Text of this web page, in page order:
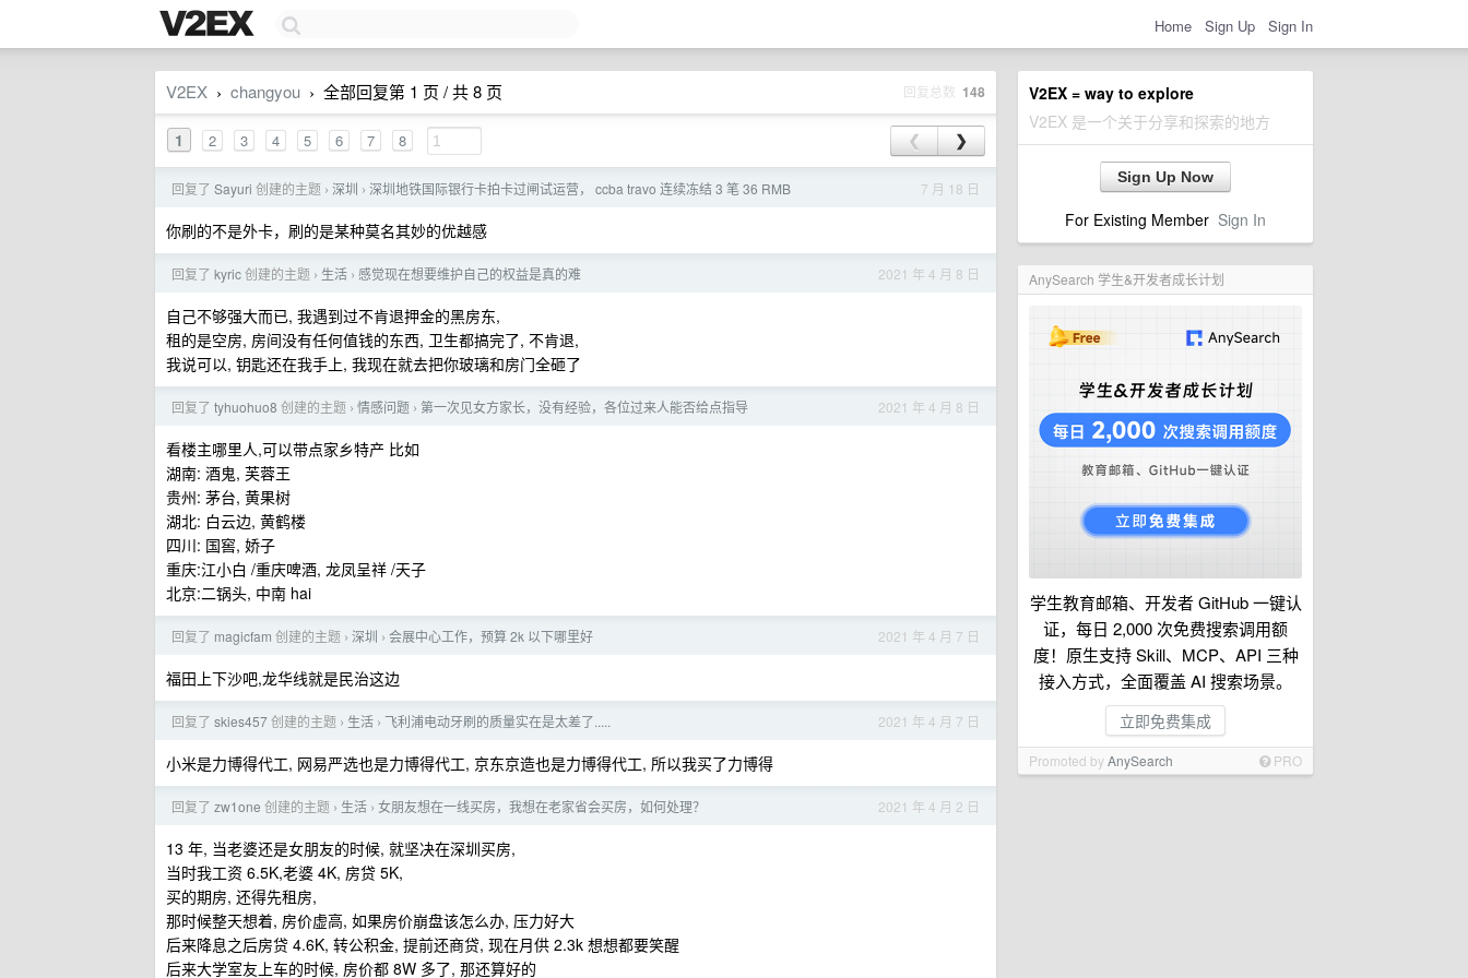
Home Sign Up Sign In
V2EX = way to explore
V2EX 是一个关于分享和探索的地方
Sign Up Now
For Existing Member Sign In
AnySearch 学生&开发者成长计划
学生教育邮箱、开发者 GitHub 一键认
证，每日 2,000 次免费搜索调用额
度！原生支持 Skill、MCP、API 三种
接入方式，全面覆盖 AI 搜索场景。
立即免费集成
Promoted byAnySearch PRO
V2EX › changyou › 全部回复第 1 页 / 共 8 页 回复总数 148
1 2 3 4 5 6 7 8 ❮ ❯
7 月 18 日
回复了 Sayuri 创建的主题 › 深圳 › 深圳地铁国际银行卡拍卡过闸试运营， ccba travo 连续冻结 3 笔 36 RMB
你刷的不是外卡，刷的是某种莫名其妙的优越感
2021 年 4 月 8 日
回复了 kyric创建的主题 › 生活 › 感觉现在想要维护自己的权益是真的难
自己不够强大而已, 我遇到过不肯退押金的黑房东,
租的是空房, 房间没有任何值钱的东西, 卫生都搞完了, 不肯退,
我说可以, 钥匙还在我手上, 我现在就去把你玻璃和房门全砸了
2021 年 4 月 8 日
回复了 tyhuohuo8 创建的主题 › 情感问题 › 第一次见女方家长，没有经验，各位过来人能否给点指导
看楼主哪里人,可以带点家乡特产 比如
湖南: 酒鬼, 芙蓉王
贵州: 茅台, 黄果树
湖北: 白云边, 黄鹤楼
四川: 国窖, 娇子
重庆:江小白 /重庆啤酒, 龙凤呈祥 /天子
北京:二锅头, 中南 hai
2021 年 4 月 7 日
回复了 magicfam 创建的主题 › 深圳 › 会展中心工作，预算 2k 以下哪里好
福田上下沙吧,龙华线就是民治这边
2021 年 4 月 7 日
回复了 skies457创建的主题 › 生活 › 飞利浦电动牙刷的质量实在是太差了.....
小米是力博得代工, 网易严选也是力博得代工, 京东京造也是力博得代工, 所以我买了力博得
2021 年 4 月 2 日
回复了 zw1one 创建的主题 › 生活 › 女朋友想在一线买房，我想在老家省会买房，如何处理？
13 年, 当老婆还是女朋友的时候, 就坚决在深圳买房,
当时我工资 6.5K,老婆 4K, 房贷 5K,
买的期房, 还得先租房,
那时候整天想着, 房价虚高, 如果房价崩盘该怎么办, 压力好大
后来降息之后房贷 4.6K, 转公积金, 提前还商贷, 现在月供 2.3k 想想都要笑醒
后来大学室友上车的时候, 房价都 8W 多了, 那还算好的